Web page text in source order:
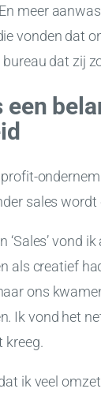
meer
vonden dat
dat zij
een
sales
‘Sales’ vond
als creatief
ons
Ik vond het
kreeg.
ik veel